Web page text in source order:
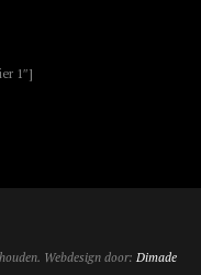
1″]
Webdesign door: Dimade